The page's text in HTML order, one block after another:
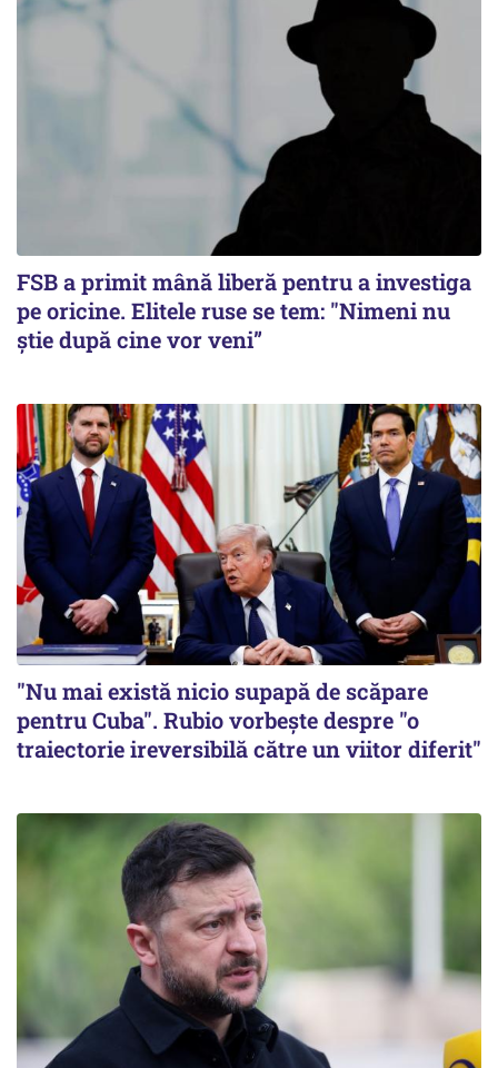
FSB a primit mână liberă pentru a investiga
pe oricine. Elitele ruse se tem: "Nimeni nu
știe după cine vor veni”
"Nu mai există nicio supapă de scăpare
pentru Cuba". Rubio vorbește despre "o
traiectorie ireversibilă către un viitor diferit"